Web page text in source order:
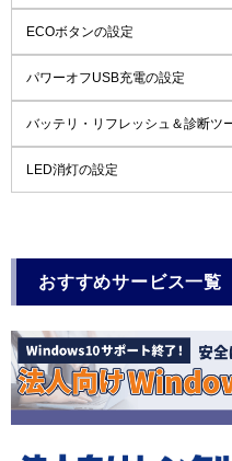
ECOボタンの設定
パワーオフUSB充電の設定
バッテリ・リフレッシュ＆診断ツ
LED消灯の設定
おすすめサービス一覧